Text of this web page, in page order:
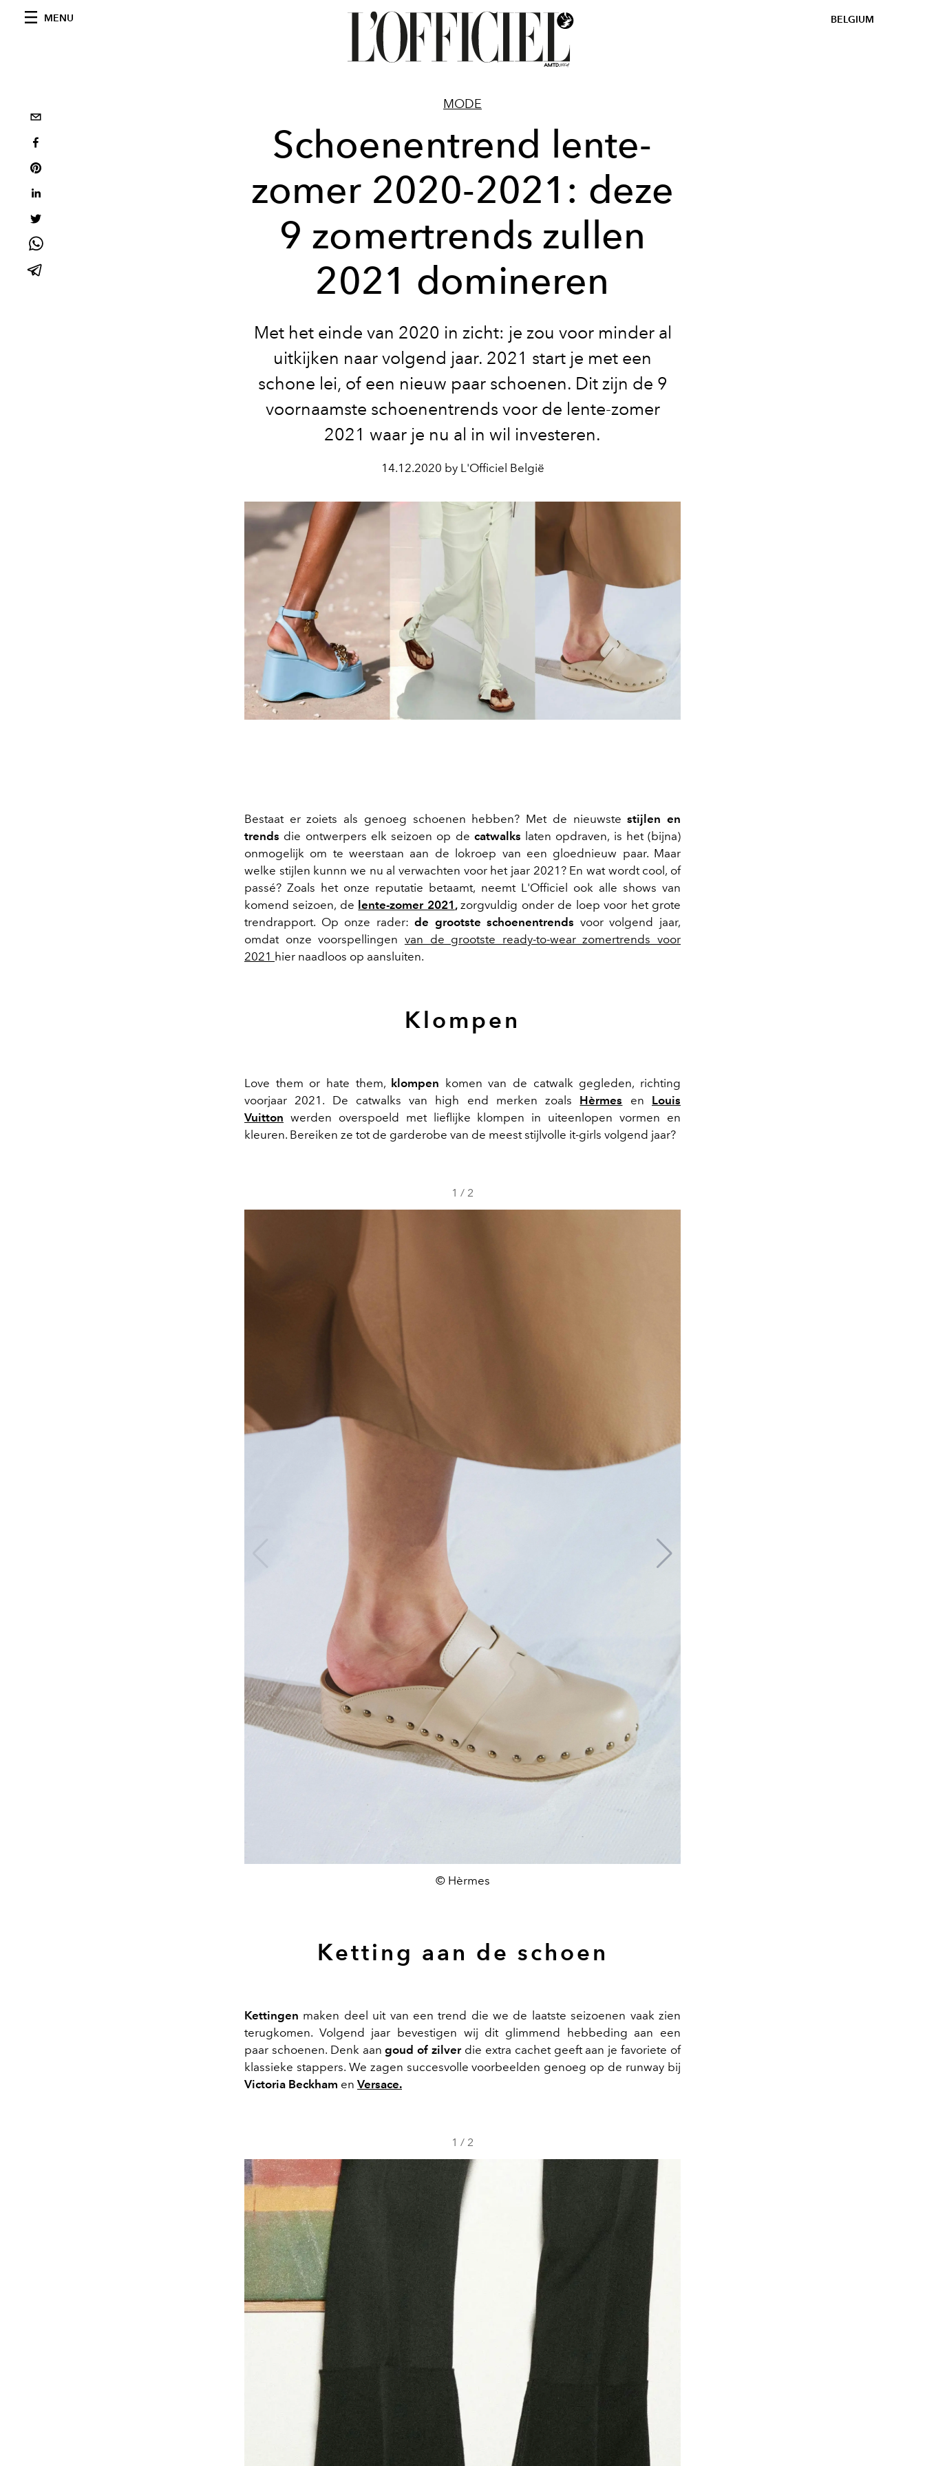
MENU BELGIUM
MODE
Schoenentrend lente-
zomer 2020-2021: deze
9 zomertrends zullen
2021 domineren
Met het einde van 2020 in zicht: je zou voor minder al
uitkijken naar volgend jaar. 2021 start je met een
schone lei, of een nieuw paar schoenen. Dit zijn de 9
voornaamste schoenentrends voor de lente-zomer
2021 waar je nu al in wil investeren.
14.12.2020 by L'Officiel België
Bestaat er zoiets als genoeg schoenen hebben? Met de nieuwstestijlen en
trends die ontwerpers elk seizoen op de catwalks laten opdraven, is het (bijna)
onmogelijk om te weerstaan aan de lokroep van een gloednieuw paar. Maar
welke stijlen kunnn we nu al verwachten voor het jaar 2021? En wat wordt cool, of
passé? Zoals het onze reputatie betaamt, neemt L'Officiel ook alle shows van
komend seizoen, de lente-zomer 2021 ,zorgvuldig onder de loep voor het grote
trendrapport. Op onze rader:de grootste schoenentrends voor volgend jaar,
omdat onze voorspellingen van de grootste ready-to-wear zomertrends voor
2021 hier naadloos op aansluiten.
Klompen
Love them or hate them, klompen komen van de catwalk gegleden, richting
voorjaar 2021. De catwalks van high end merken zoals Hèrmes en Louis
Vuitton werden overspoeld met lieflijke klompen in uiteenlopen vormen en
kleuren. Bereiken ze tot de garderobe van de meest stijlvolle it-girls volgend jaar?
1 / 2
© Hèrmes
Ketting aan de schoen
Kettingen maken deel uit van een trend die we de laatste seizoenen vaak zien
terugkomen. Volgend jaar bevestigen wij dit glimmend hebbeding aan een
paar schoenen. Denk aangoud of zilver die extra cachet geeft aan je favoriete of
klassieke stappers. We zagen succesvolle voorbeelden genoeg op de runway bij
Victoria Beckham en Versace.
1 / 2